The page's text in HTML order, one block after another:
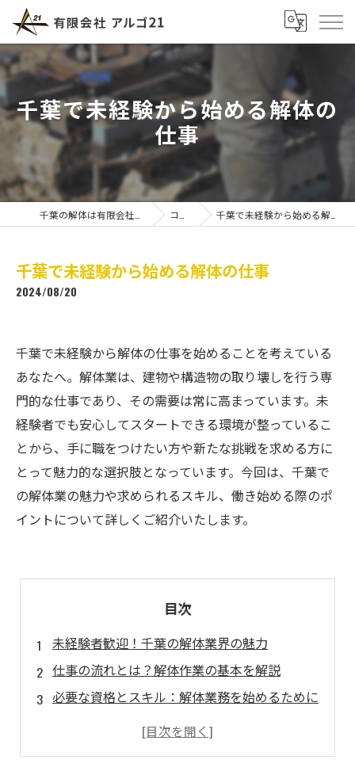
千葉で未経験から始める解体の
仕事
コラム 千葉で未経験から始める解体の仕事
千葉で未経験から始める解体の仕事
2024/08/20
千葉で未経験から解体の仕事を始めることを考えている
あなたへ。解体業は、建物や構造物の取り壊しを行う専
門的な仕事であり、その需要は常に高まっています。未
経験者でも安心してスタートできる環境が整っているこ
とから、手に職をつけたい方や新たな挑戦を求める方に
とって魅力的な選択肢となっています。今回は、千葉で
の解体業の魅力や求められるスキル、働き始める際のポ
イントについて詳しくご紹介いたします。
目次
未経験者歓迎！千葉の解体業界の魅力
仕事の流れとは？解体作業の基本を解説
必要な資格とスキル：解体業務を始めるために
職場環境を知ろう！千葉の解体現場の一日